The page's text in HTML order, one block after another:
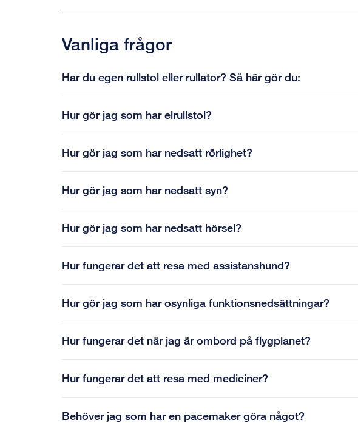
Vanliga frågor
Har du egen rullstol eller rullator? Så här gör du:
Hur gör jag som har elrullstol?
Hur gör jag som har nedsatt rörlighet?
Hur gör jag som har nedsatt syn?
Hur gör jag som har nedsatt hörsel?
Hur fungerar det att resa med assistanshund?
Hur gör jag som har osynliga funktionsnedsättningar?
Hur fungerar det när jag är ombord på flygplanet?
Hur fungerar det att resa med mediciner?
Behöver jag som har en pacemaker göra något?